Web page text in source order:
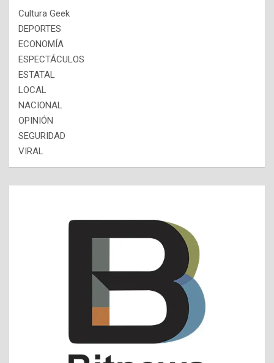
Cultura Geek
DEPORTES
ECONOMÍA
ESPECTÁCULOS
ESTATAL
LOCAL
NACIONAL
OPINIÓN
SEGURIDAD
VIRAL